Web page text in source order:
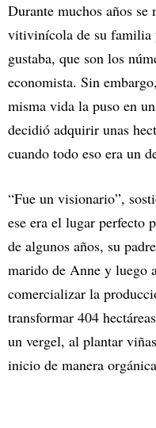
Durante muchos años
vitivinícola de su familia
gustaba, que son los
economista. Sin
misma vida la puso en
decidió adquirir unas
cuando todo eso era un
“Fue un visionario”,
ese era el lugar perfecto
de algunos años, su
marido de Anne y luego
comercializar la
transformar 404
un vergel, al plantar
inicio de manera